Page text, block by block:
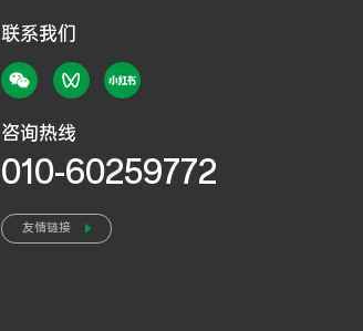
联系我们
咨询热线
010-60259772
友情链接